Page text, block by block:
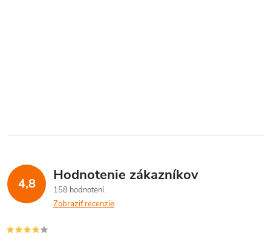
4,8 Hodnotenie zákazníkov
158 hodnotení
Zobraziť recenzie